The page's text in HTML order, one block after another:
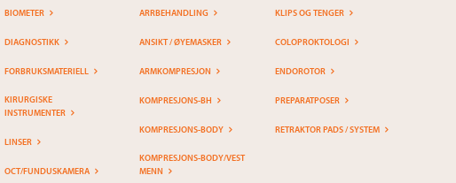
BIOMETER
DIAGNOSTIKK
FORBRUKSMATERIELL
KIRURGISKE
INSTRUMENTER
LINSER
OCT/FUNDUSKAMERA
ARRBEHANDLING
ANSIKT / ØYEMASKER
ARMKOMPRESJON
KOMPRESJONS-BH
KOMPRESJONS-BODY
KOMPRESJONS-BODY/VEST
MENN
KLIPS OG TENGER
COLOPROKTOLOGI
ENDOROTOR
PREPARATPOSER
RETRAKTOR PADS / SYSTEM